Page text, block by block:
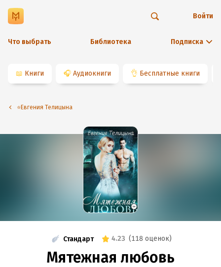
Что выбрать Библиотека Подписка
Войти
📖 Книги 🎧 Аудиокниги 👌 Бесплатные книги
⭐️Евгения Телицына
Стандарт 4.23 (118 оценок)
Мятежная любовь